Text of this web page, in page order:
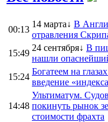
00:13
14 марта↓ В
отравления
15:49
24 сентября↓ В
нашли
15:24
Богатеем на
введение
14:48
Ультиматум.
покинуть рынок
стоимости фрахта